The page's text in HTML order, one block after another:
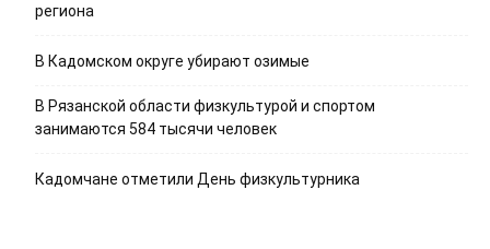
региона
В Кадомском округе убирают озимые
В Рязанской области физкультурой и спортом
занимаются 584 тысячи человек
Кадомчане отметили День физкультурника